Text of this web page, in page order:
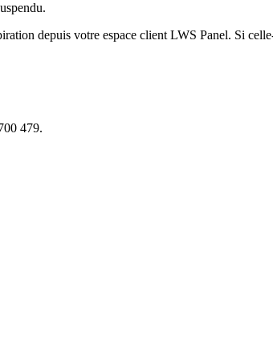
depuis votre espace client LWS Panel. Si
479.